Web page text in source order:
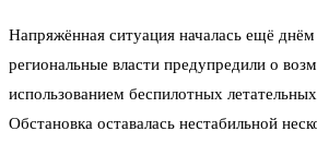
Напряжённая ситуация началась ещё
региональные власти предупредили о
использованием беспилотных
Обстановка оставалась нестабильной